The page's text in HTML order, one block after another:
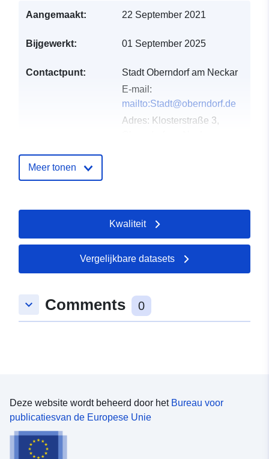
Aangemaakt: 22 September 2021
Bijgewerkt: 01 September 2025
Contactpunt:
Stadt Oberndorf am Neckar
E-mail:
mailto:Stadt@oberndorf.de
Adres: Klosterstraße 3,
Catalogusregister
Toegevoegd aan data.europa.eu:
21 February 2026
Bijgewerkt op data.europa.eu:
April 2026
48.3053547 ], [ 8.5796056,
48.3053547 ], [ 8.5796056,
Ruimtelijk
hulpmiddel:
Is conform:
Meer tonen
Kwaliteit
Vergelijkbare datasets
keyboard_arrow_down Comments 0
Deze website wordt beheerd door het Bureau voor
publicatiesvan de Europese Unie